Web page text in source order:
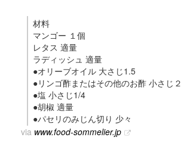
材料
マンゴー １個
レタス 適量
ラディッシュ 適量
●オリーブオイル 大さじ1.5
●リンゴ酢またはその他のお酢 小さじ２
●塩 小さじ1/4
●胡椒 適量
●パセリのみじん切り 少々
via www.food-sommelier.jp